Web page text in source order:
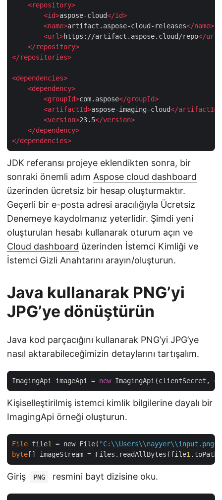
<repository>
<id>aspose-cloud</id>
<name>artifact.aspose-cloud-releases</name>
<url>https://artifact.aspose.cloud/repo</url
</repository>
</repositories>
<dependencies>
<dependency>
<groupId>com.aspose</groupId>
<artifactId>aspose-imaging-cloud</artifactId
<version>23.5</version>
</dependency>
</dependencies>
JDK referansı projeye eklendikten sonra, bir
sonraki önemli adım Aspose cloud dashboard
üzerinden ücretsiz bir hesap oluşturmaktır.
Geçerli bir e-posta adresi aracılığıyla Ücretsiz
Denemeye kaydolmanız yeterlidir. Şimdi yeni
oluşturulan hesabı kullanarak oturum açın ve
Cloud dashboard üzerinden İstemci Kimliği ve
İstemci Gizli Anahtarını arayın/oluşturun.
Java kullanarak PNG’yi
JPG’ye dönüştürün
Java kod parçacığını kullanarak PNG’yi JPG’ye
nasıl aktarabileceğimizin detaylarını tartışalım.
ImagingApi imageApi = new
Kişiselleştirilmiş istemci kimlik bilgilerine dayalı bir
ImagingApi örneği oluşturun.
File file1 = new File( "C:\\Users\\nayyer\\input.png"
byte [] imageStream = Files.readAllBytes(file1
Giriş PNG resmini bayt dizisine oku.